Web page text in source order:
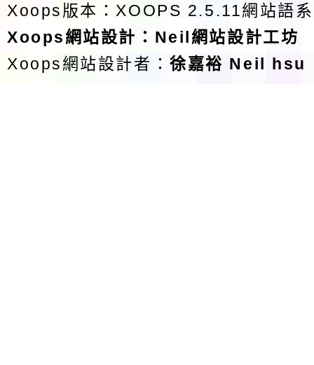
Xoops版本：XOOPS 2.5.11網站語
Xoops網站設計 ： Neil網站設計工坊
Xoops網站設計者：徐嘉裕 Neil hsu